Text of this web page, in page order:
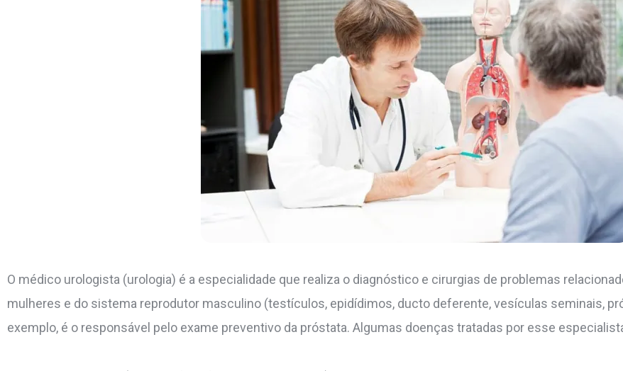
O médico urologista (urologia) é a especialidade que realiza o diagnóstico e cirurgias de problemas
mulheres e do sistema reprodutor masculino (testículos, epidídimos, ducto deferente, vesículas seminais,
exemplo, é o responsável pelo exame preventivo da próstata. Algumas doenças tratadas por esse